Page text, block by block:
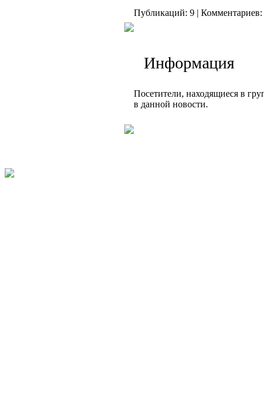
Публикаций: 9 | Комментариев:
Информация
Посетители, находящиеся в
в данной новости.